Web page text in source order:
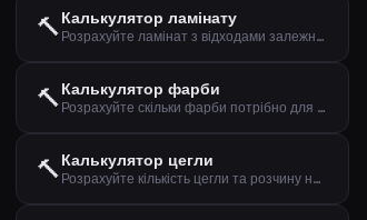
🔨Калькулятор ламінату
Розрахуйте ламінат з відходами залежно від напрямку укладання
🔨Калькулятор фарби
Розрахуйте скільки фарби потрібно для вашого проекту на основі площі, кількості шарів та покриття
🔨Калькулятор цегли
Розрахуйте кількість цегли та розчину на основі площі та формату цегли